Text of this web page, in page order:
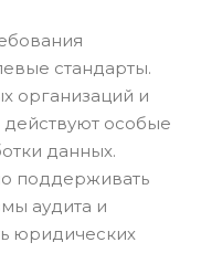
стандарты.
организаций и
особые
данных.
поддерживать
аудита и
юридических